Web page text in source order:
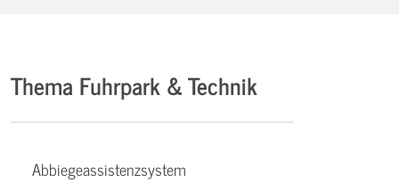
Thema Fuhrpark & Technik
Abbiegeassistenzsystem